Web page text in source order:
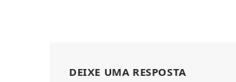
DEIXE UMA RESPOSTA